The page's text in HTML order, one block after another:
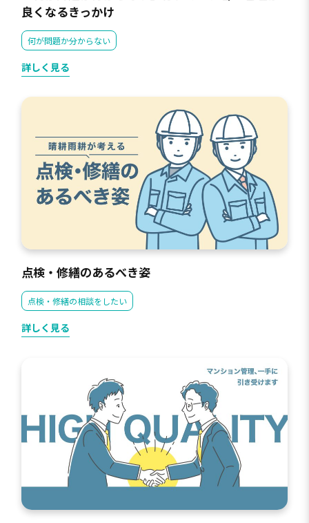
良くなるきっかけ
何が問題か分からない
詳しく見る
点検・修繕のあるべき姿
点検・修繕の相談をしたい
詳しく見る